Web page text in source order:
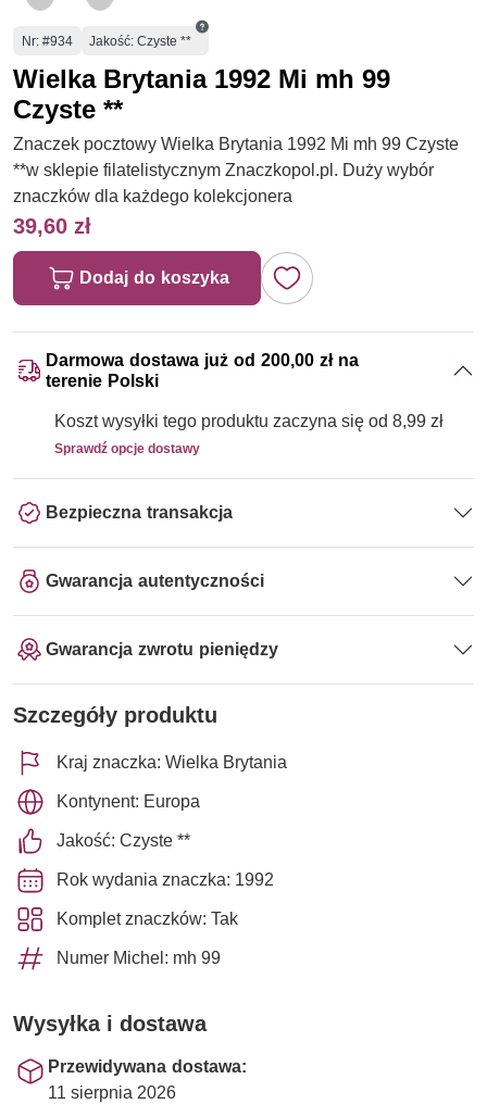
Numer
Nr: #934 Jakość: Czyste **
Wielka Brytania 1992 Mi mh 99
Czyste **
Znaczek pocztowy Wielka Brytania 1992 Mi mh 99 Czyste
**w sklepie filatelistycznym Znaczkopol.pl. Duży wybór
znaczków dla każdego kolekcjonera
39,60 zł
Dodaj do koszyka
Darmowa dostawa już od 200,00 zł na
terenie Polski
Koszt wysyłki tego produktu zaczyna się od 8,99 zł
Sprawdź opcje dostawy
Bezpieczna transakcja
Gwarancja autentyczności
Gwarancja zwrotu pieniędzy
Szczegóły produktu
Kraj znaczka: Wielka Brytania
Kontynent: Europa
Jakość: Czyste **
Rok wydania znaczka: 1992
Komplet znaczków: Tak
Numer Michel: mh 99
Wysyłka i dostawa
Przewidywana dostawa:
11 sierpnia 2026